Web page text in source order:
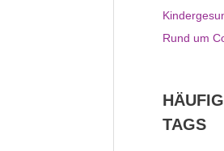
Rund um
TAGS